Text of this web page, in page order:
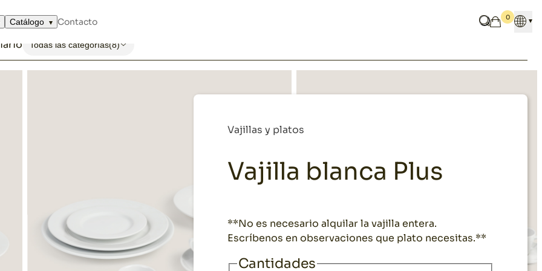
¿Qué buscas?
Mi cesta
0
Catálogo Contacto
Plus
Todas las categorías(8)
Vajillas y platos
Vajilla blanca Plus
**No es necesario alquilar la vajilla entera.
Escríbenos en observaciones que plato necesitas.**
Cantidades